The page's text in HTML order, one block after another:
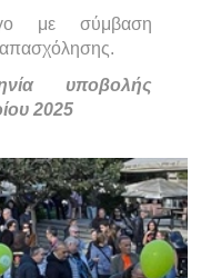
με σύμβαση
απασχόλησης.
υποβολής
2025